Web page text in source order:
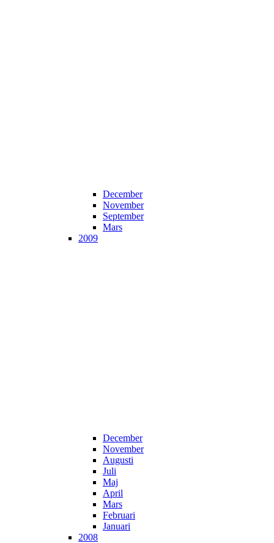
December
November
September
Mars
2009
December
November
Augusti
Juli
Maj
April
Mars
Februari
Januari
2008